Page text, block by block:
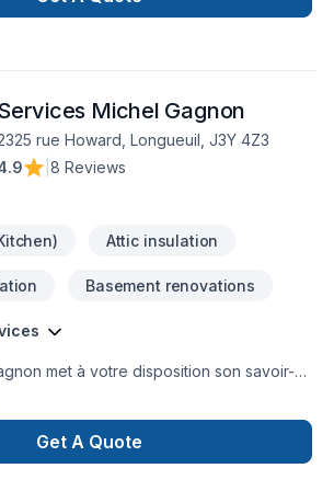
Michel Gagnon
rue Howard, Longueuil, J3Y 4Z3
8 Reviews
Attic insulation
Basement renovations
met à votre disposition son savoir-
et rampe, Gypse, Insonorisation, Isolation,
mur, Isolation sous-sol, Margelle,
Plancher, Porte de garage, Portes et
Get A Quote